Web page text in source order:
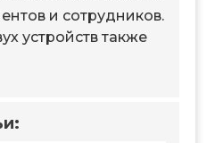
и сотрудников.
устройств также